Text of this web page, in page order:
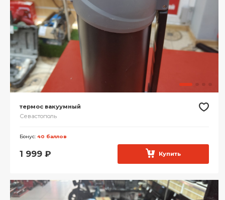
термос вакуумный
Севастополь
Бонус: 40 баллов
1 999 ₽ Купить